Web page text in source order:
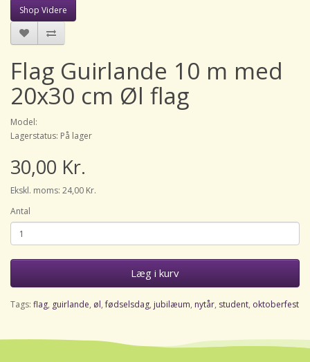
Shop Videre
Flag Guirlande 10 m med
20x30 cm Øl flag
Model:
Lagerstatus: På lager
30,00 Kr.
Ekskl. moms: 24,00 Kr.
Antal
Læg i kurv
Tags: flag, guirlande, øl,fødselsdag, jubilæum, nytår, student, oktoberfest